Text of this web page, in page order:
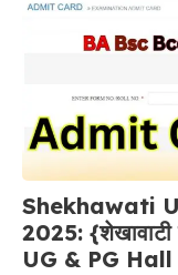
Shekhawati
2025: {शेखावाटी
UG & PG